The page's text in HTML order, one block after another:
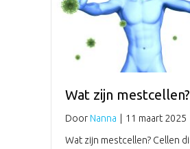
Wat zijn mestcellen?
Door Nanna
11 maart 2025
Wat zijn mestcellen? Cellen